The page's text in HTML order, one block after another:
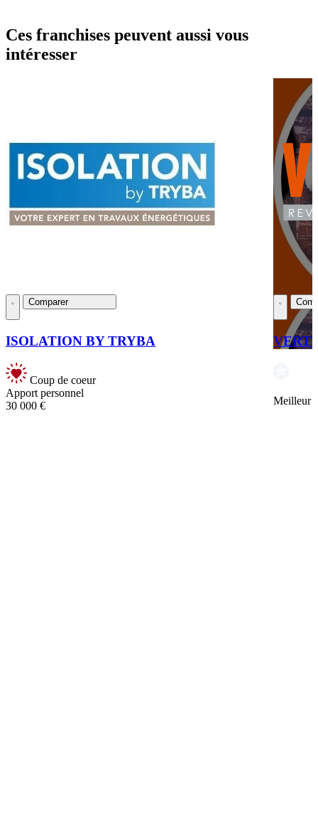
Ces franchises peuvent aussi vous
intéresser
Comparer
ISOLATION BY TRYBA
Coup de coeur
Apport personnel
30 000 €
Meilleur